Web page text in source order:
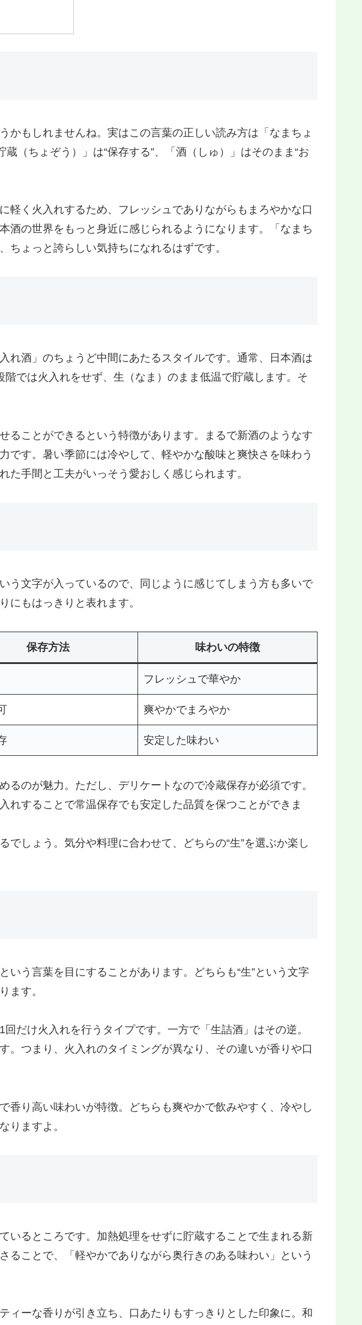
かもしれませんね。実はこの言葉の正しい読み方は「なまちょ
（ちょぞう）」は“保存する”、「酒（しゅ）」はそのまま“お
く火入れするため、フレッシュでありながらもまろやかな口
酒の世界をもっと身近に感じられるようになります。「なまち
ょっと誇らしい気持ちになれるはずです。
れ酒」のちょうど中間にあたるスタイルです。通常、日本酒は
では火入れをせず、生 （なま）のまま低温で貯蔵します。そ
ることができるという特徴があります。まるで新酒のようなす
です。暑い季節には冷やして、軽やかな酸味と爽快さを味わう
手間と工夫がいっそう愛おしく感じられます。
う文字が入っているので、同じように感じてしまう方も多いで
にもはっきりと表れます。
保存方法 味わいの特徴
フレッシュで華やか
爽やかでまろやか
安定した味わい
るのが魅力。ただし、デリケートなので冷蔵保存が必須です。
れすることで常温保存でも安定した品質を保つことができま
しょう。気分や料理に合わせて、どちらの“生”を選ぶか楽し
いう言葉を目にすることがあります。どちらも“生”という文字
ます。
だけ火入れを行うタイプです。一方で「生詰酒 」はその逆。
。つまり、火入れのタイミングが異なり、その違いが香りや口
香り高い味わいが特徴。どちらも爽やかで飲みやすく、冷やし
りますよ。
いるところです。加熱処理をせずに貯蔵することで生まれる新
ことで、「軽やかでありながら奥行きのある味わい」という
ィーな香りが引き立ち、口あたりもすっきりとした印象に。和